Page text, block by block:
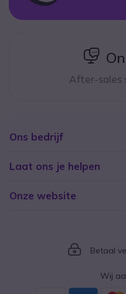
After-sales
Ons bedrijf
Laat ons je helpen
Onze website
Icon
Betaal
Wij